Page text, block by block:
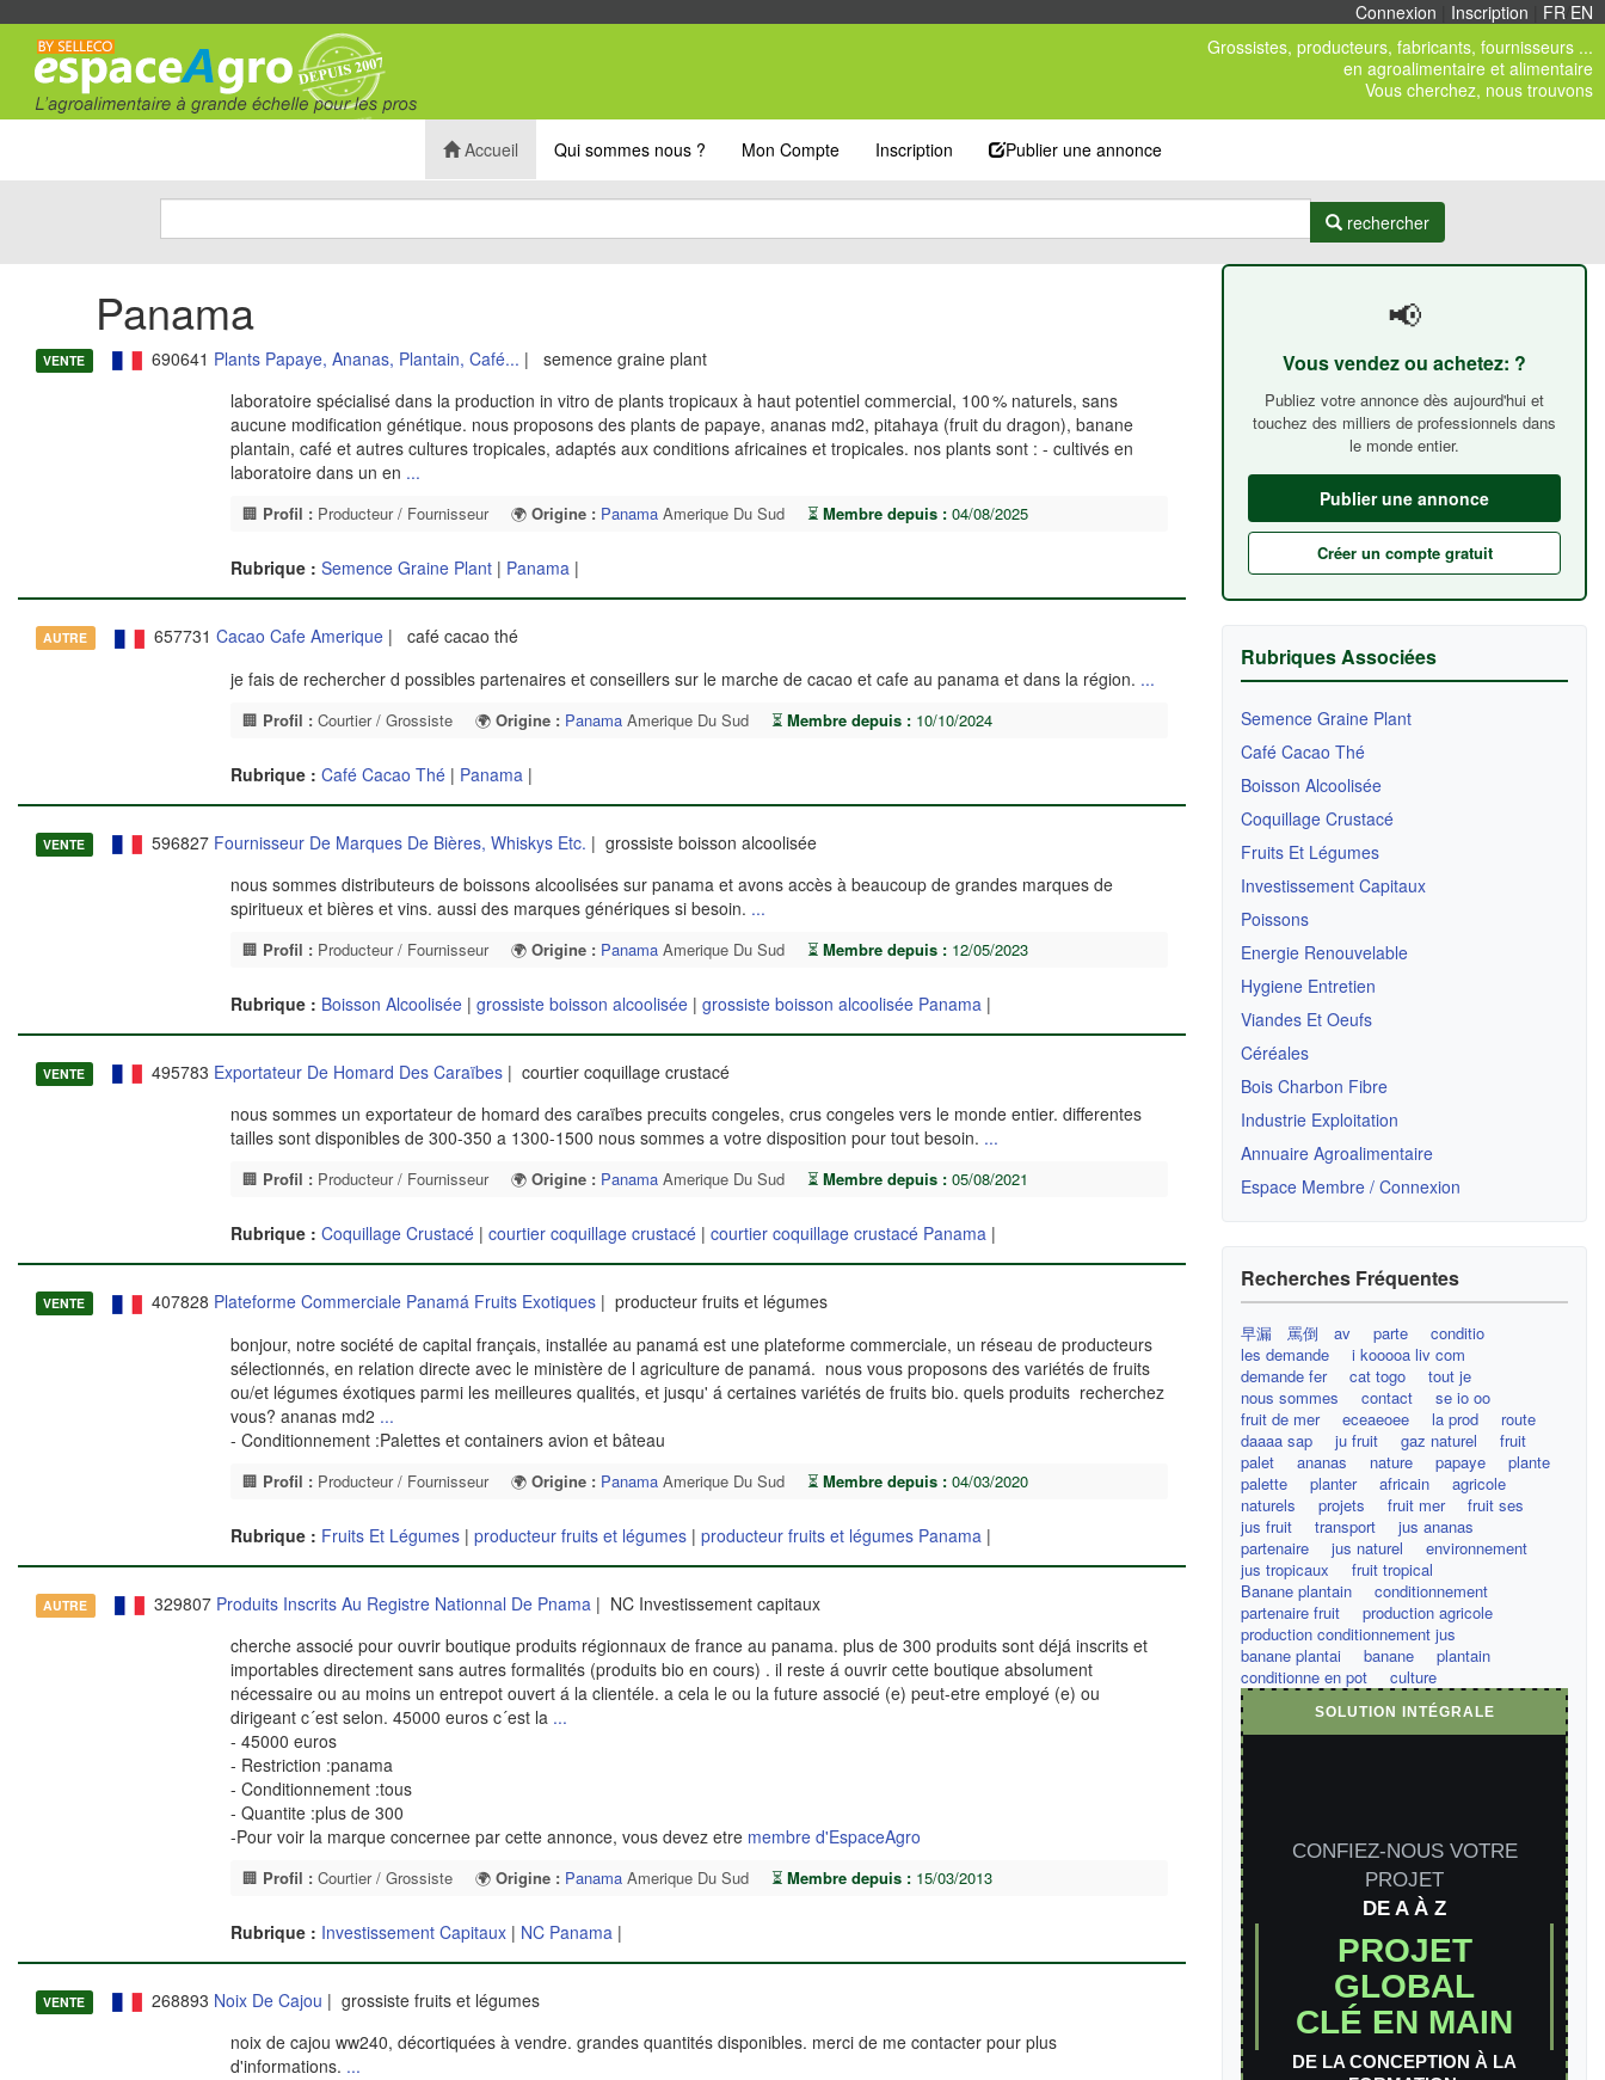
Connexion Inscription FR EN
Grossistes, producteurs, fabricants, fournisseurs ...
en agroalimentaire et alimentaire
Vous cherchez, nous trouvons
Accueil Qui sommes nous ? Mon Compte Inscription Publier une annonce
rechercher
Panama
VENTE 690641 Plants Papaye, Ananas, Plantain, Café... | semence graine plant
laboratoire spécialisé dans la production in vitro de plants tropicaux à haut potentiel commercial, 100 % naturels, sans
aucune modification génétique. nous proposons des plants de papaye, ananas md2, pitahaya (fruit du dragon), banane
plantain, café et autres cultures tropicales, adaptés aux conditions africaines et tropicales. nos plants sont : - cultivés en
laboratoire dans un en ...
🏢 Profil :Producteur / Fournisseur 🌍 Origine : PanamaAmerique Du Sud ⏳ Membre depuis :04/08/2025
Rubrique : Semence Graine Plant | Panama|
AUTRE 657731 Cacao Cafe Amerique| café cacao thé
je fais de rechercher d possibles partenaires et conseillers sur le marche de cacao et cafe au panama et dans la région. ...
🏢 Profil :Courtier / Grossiste 🌍 Origine : PanamaAmerique Du Sud ⏳ Membre depuis :10/10/2024
Rubrique : Café Cacao Thé | Panama |
VENTE 596827 Fournisseur De Marques De Bières, Whiskys Etc. | grossiste boisson alcoolisée
nous sommes distributeurs de boissons alcoolisées sur panama et avons accès à beaucoup de grandes marques de
spiritueux et bières et vins. aussi des marques génériques si besoin. ...
🏢 Profil :Producteur / Fournisseur 🌍 Origine : PanamaAmerique Du Sud ⏳ Membre depuis :12/05/2023
Rubrique : Boisson Alcoolisée | grossiste boisson alcoolisée| grossiste boisson alcoolisée Panama |
VENTE 495783 Exportateur De Homard Des Caraïbes| courtier coquillage crustacé
nous sommes un exportateur de homard des caraïbes precuits congeles, crus congeles vers le monde entier. differentes
tailles sont disponibles de 300-350 a 1300-1500 nous sommes a votre disposition pour tout besoin. ...
🏢 Profil :Producteur / Fournisseur 🌍 Origine : PanamaAmerique Du Sud ⏳ Membre depuis :05/08/2021
Rubrique : Coquillage Crustacé | courtier coquillage crustacé| courtier coquillage crustacé Panama|
VENTE 407828 Plateforme Commerciale Panamá Fruits Exotiques| producteur fruits et légumes
bonjour, notre société de capital français, installée au panamá est une plateforme commerciale, un réseau de producteurs
sélectionnés, en relation directe avec le ministère de l agriculture de panamá. nous vous proposons des variétés de fruits
ou/et légumes éxotiques parmi les meilleures qualités, et jusqu' á certaines variétés de fruits bio. quels produits recherchez
vous? ananas md2 ...
- Conditionnement :Palettes et containers avion et bâteau
🏢 Profil :Producteur / Fournisseur 🌍 Origine : PanamaAmerique Du Sud ⏳ Membre depuis :04/03/2020
Rubrique : Fruits Et Légumes | producteur fruits et légumes| producteur fruits et légumes Panama |
AUTRE 329807 Produits Inscrits Au Registre Nationnal De Pnama | NC Investissement capitaux
cherche associé pour ouvrir boutique produits régionnaux de france au panama. plus de 300 produits sont déjá inscrits et
importables directement sans autres formalités (produits bio en cours) . il reste á ouvrir cette boutique absolument
nécessaire ou au moins un entrepot ouvert á la clientéle. a cela le ou la future associé (e) peut-etre employé (e) ou
dirigeant c´est selon. 45000 euros c´est la ...
- 45000 euros
- Restriction :panama
- Conditionnement :tous
- Quantite :plus de 300
-Pour voir la marque concernee par cette annonce, vous devez etre membre d'EspaceAgro
🏢 Profil :Courtier / Grossiste 🌍 Origine : PanamaAmerique Du Sud ⏳ Membre depuis :15/03/2013
Rubrique : Investissement Capitaux | NC Panama |
VENTE 268893 Noix De Cajou | grossiste fruits et légumes
noix de cajou ww240, décortiquées à vendre. grandes quantités disponibles. merci de me contacter pour plus
d'informations. ...
📢
Vous vendez ou achetez: ?
Publiez votre annonce dès aujourd'hui et
touchez des milliers de professionnels dans
le monde entier.
Publier une annonce
Créer un compte gratuit
Rubriques Associées
Semence Graine Plant
Café Cacao Thé
Boisson Alcoolisée
Coquillage Crustacé
Fruits Et Légumes
Investissement Capitaux
Poissons
Energie Renouvelable
Hygiene Entretien
Viandes Et Oeufs
Céréales
Bois Charbon Fibre
Industrie Exploitation
Annuaire Agroalimentaire
Espace Membre / Connexion
Recherches Fréquentes
早漏 罵倒 av parte
conditio
les demande
i kooooa liv com
demande fer
cat togo
tout je
nous sommes
contact
se io oo
fruit de mer
­eceaeoee la prod
route
daaaa sap
ju fruit gaz naturel
fruit
palet
ananas nature papaye
plante
palette
planter africain
agricole
naturels
projets fruit mer
fruit ses
jus fruit
transport
jus ananas
partenaire
jus naturel
environnement
jus tropicaux
fruit tropical
Banane plantain
conditionnement
partenaire fruit
production agricole
production conditionnement jus
banane plantai
banane
plantain
conditionne en pot
culture
SOLUTION INTÉGRALE
CONFIEZ-NOUS VOTRE
PROJET
DE A À Z
PROJET
GLOBAL
CLÉ EN MAIN
DE LA CONCEPTION À LA